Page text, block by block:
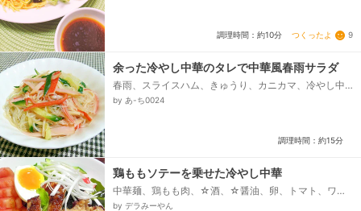
調理時間：約10分 つくったよ 9
余った冷やし中華のタレで中華風春雨サラダ
春雨、スライスハム、きゅうり、カニカマ、冷やし中
華のタレ、塩
by あ-ち0024
調理時間：約15分
鶏ももソテーを乗せた冷やし中華
中華麺、鶏もも肉、☆酒、☆醤油、卵、トマト、ワカ
メ、きゅうり、かにかま、レタス、白髪ネギ、酢醤油
by デラみーやん